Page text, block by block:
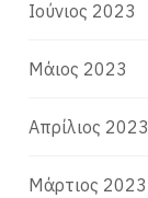
Ιούνιος 2023
Μάιος 2023
Απρίλιος 2023
Μάρτιος 2023